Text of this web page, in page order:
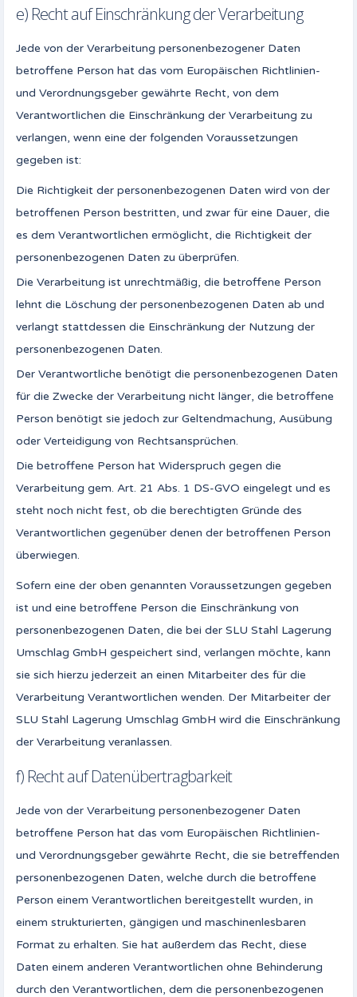
e) Recht auf Einschränkung der Verarbeitung
Jede von der Verarbeitung personenbezogener Daten
betroffene Person hat das vom Europäischen Richtlinien-
und Verordnungsgeber gewährte Recht, von dem
Verantwortlichen die Einschränkung der Verarbeitung zu
verlangen, wenn eine der folgenden Voraussetzungen
gegeben ist:
Die Richtigkeit der personenbezogenen Daten wird von der
betroffenen Person bestritten, und zwar für eine Dauer, die
es dem Verantwortlichen ermöglicht, die Richtigkeit der
personenbezogenen Daten zu überprüfen.
Die Verarbeitung ist unrechtmäßig, die betroffene Person
lehnt die Löschung der personenbezogenen Daten ab und
verlangt stattdessen die Einschränkung der Nutzung der
personenbezogenen Daten.
Der Verantwortliche benötigt die personenbezogenen Daten
für die Zwecke der Verarbeitung nicht länger, die betroffene
Person benötigt sie jedoch zur Geltendmachung, Ausübung
oder Verteidigung von Rechtsansprüchen.
Die betroffene Person hat Widerspruch gegen die
Verarbeitung gem. Art. 21 Abs. 1 DS-GVO eingelegt und es
steht noch nicht fest, ob die berechtigten Gründe des
Verantwortlichen gegenüber denen der betroffenen Person
überwiegen.
Sofern eine der oben genannten Voraussetzungen gegeben
ist und eine betroffene Person die Einschränkung von
personenbezogenen Daten, die bei der SLU Stahl Lagerung
Umschlag GmbH gespeichert sind, verlangen möchte, kann
sie sich hierzu jederzeit an einen Mitarbeiter des für die
Verarbeitung Verantwortlichen wenden. Der Mitarbeiter der
SLU Stahl Lagerung Umschlag GmbH wird die Einschränkung
der Verarbeitung veranlassen.
f) Recht auf Datenübertragbarkeit
Jede von der Verarbeitung personenbezogener Daten
betroffene Person hat das vom Europäischen Richtlinien-
und Verordnungsgeber gewährte Recht, die sie betreffenden
personenbezogenen Daten, welche durch die betroffene
Person einem Verantwortlichen bereitgestellt wurden, in
einem strukturierten, gängigen und maschinenlesbaren
Format zu erhalten. Sie hat außerdem das Recht, diese
Daten einem anderen Verantwortlichen ohne Behinderung
durch den Verantwortlichen, dem die personenbezogenen